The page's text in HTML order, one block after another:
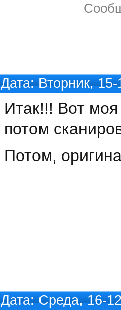
Дата: Вторник,
Итак!!! Вот
потом
Потом,
Дата: Среда, 16-